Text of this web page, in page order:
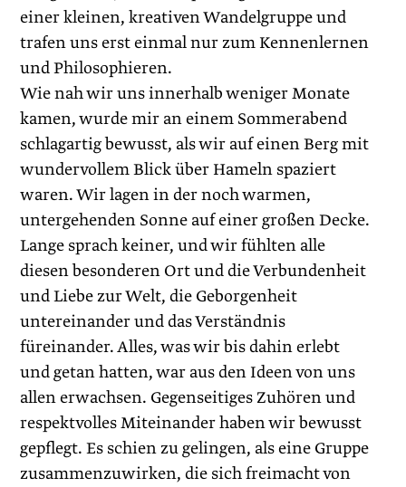
einer kleinen, kreativen Wandelgruppe und
trafen uns erst einmal nur zum Kennenlernen
und Philosophieren.
Wie nah wir uns innerhalb weniger Monate
kamen, wurde mir an einem Sommerabend
schlagartig bewusst, als wir auf einen Berg mit
wundervollem Blick über Hameln spaziert
waren. Wir lagen in der noch warmen,
untergehenden Sonne auf einer großen Decke.
Lange sprach keiner, und wir fühlten alle
diesen besonderen Ort und die Verbundenheit
und Liebe zur Welt, die Geborgenheit
untereinander und das Verständnis
füreinander. Alles, was wir bis dahin erlebt
und getan hatten, war aus den Ideen von uns
allen erwachsen. Gegenseitiges Zuhören und
respektvolles Miteinander haben wir bewusst
gepflegt. Es schien zu gelingen, als eine Gruppe
zusammenzuwirken, die sich freimacht von